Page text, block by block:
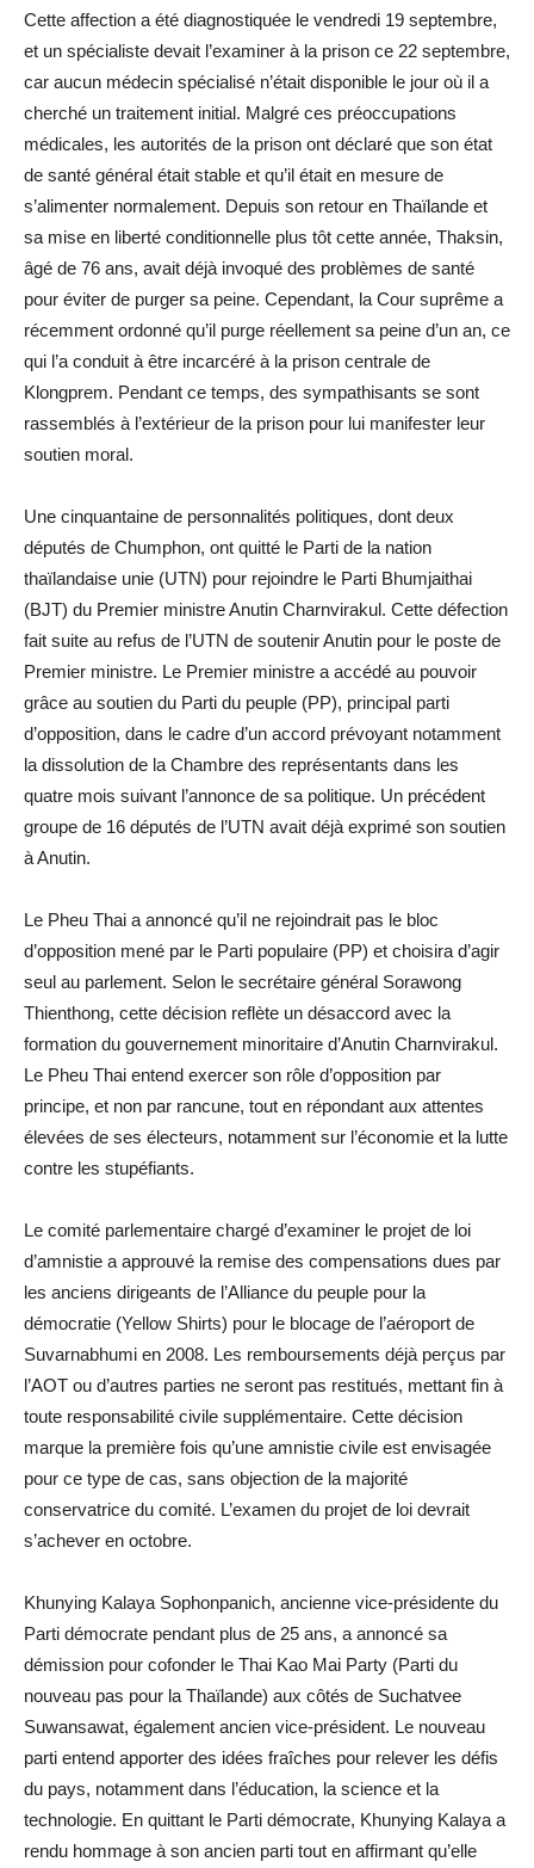
Cette affection a été diagnostiquée le vendredi 19 septembre,
et un spécialiste devait l’examiner à la prison ce 22 septembre,
car aucun médecin spécialisé n’était disponible le jour où il a
cherché un traitement initial. Malgré ces préoccupations
médicales, les autorités de la prison ont déclaré que son état
de santé général était stable et qu’il était en mesure de
s’alimenter normalement. Depuis son retour en Thaïlande et
sa mise en liberté conditionnelle plus tôt cette année, Thaksin,
âgé de 76 ans, avait déjà invoqué des problèmes de santé
pour éviter de purger sa peine. Cependant, la Cour suprême a
récemment ordonné qu’il purge réellement sa peine d’un an, ce
qui l’a conduit à être incarcéré à la prison centrale de
Klongprem. Pendant ce temps, des sympathisants se sont
rassemblés à l’extérieur de la prison pour lui manifester leur
soutien moral.
Une cinquantaine de personnalités politiques, dont deux
députés de Chumphon, ont quitté le Parti de la nation
thaïlandaise unie (UTN) pour rejoindre le Parti Bhumjaithai
(BJT) du Premier ministre Anutin Charnvirakul. Cette défection
fait suite au refus de l’UTN de soutenir Anutin pour le poste de
Premier ministre. Le Premier ministre a accédé au pouvoir
grâce au soutien du Parti du peuple (PP), principal parti
d’opposition, dans le cadre d’un accord prévoyant notamment
la dissolution de la Chambre des représentants dans les
quatre mois suivant l’annonce de sa politique. Un précédent
groupe de 16 députés de l’UTN avait déjà exprimé son soutien
à Anutin.
Le Pheu Thai a annoncé qu’il ne rejoindrait pas le bloc
d’opposition mené par le Parti populaire (PP) et choisira d’agir
seul au parlement. Selon le secrétaire général Sorawong
Thienthong, cette décision reflète un désaccord avec la
formation du gouvernement minoritaire d’Anutin Charnvirakul.
Le Pheu Thai entend exercer son rôle d’opposition par
principe, et non par rancune, tout en répondant aux attentes
élevées de ses électeurs, notamment sur l’économie et la lutte
contre les stupéfiants.
Le comité parlementaire chargé d’examiner le projet de loi
d’amnistie a approuvé la remise des compensations dues par
les anciens dirigeants de l’Alliance du peuple pour la
démocratie (Yellow Shirts) pour le blocage de l’aéroport de
Suvarnabhumi en 2008. Les remboursements déjà perçus par
l’AOT ou d’autres parties ne seront pas restitués, mettant fin à
toute responsabilité civile supplémentaire. Cette décision
marque la première fois qu’une amnistie civile est envisagée
pour ce type de cas, sans objection de la majorité
conservatrice du comité. L’examen du projet de loi devrait
s’achever en octobre.
Khunying Kalaya Sophonpanich, ancienne vice-présidente du
Parti démocrate pendant plus de 25 ans, a annoncé sa
démission pour cofonder le Thai Kao Mai Party (Parti du
nouveau pas pour la Thaïlande) aux côtés de Suchatvee
Suwansawat, également ancien vice-président. Le nouveau
parti entend apporter des idées fraîches pour relever les défis
du pays, notamment dans l’éducation, la science et la
technologie. En quittant le Parti démocrate, Khunying Kalaya a
rendu hommage à son ancien parti tout en affirmant qu’elle